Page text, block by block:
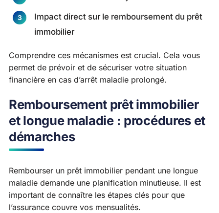
Impact direct sur le remboursement du prêt
immobilier
Comprendre ces mécanismes est crucial. Cela vous
permet de prévoir et de sécuriser votre situation
financière en cas d’arrêt maladie prolongé.
Remboursement prêt immobilier
et longue maladie : procédures et
démarches
Rembourser un prêt immobilier pendant une longue
maladie demande une planification minutieuse. Il est
important de connaître les étapes clés pour que
l’assurance couvre vos mensualités.